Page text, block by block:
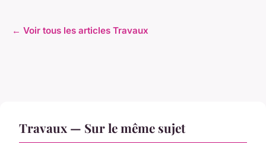
← Voir tous les articles Travaux
Travaux — Sur le même sujet